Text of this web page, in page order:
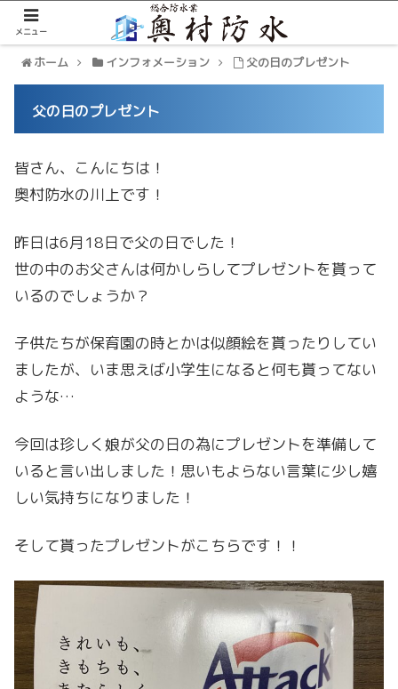
ホーム インフォメーション 父の日のプレゼント
父の日のプレゼント
皆さん、こんにちは！
奥村防水の川上です！
昨日は6月18日で父の日でした！
世の中のお父さんは何かしらしてプレゼントを貰って
いるのでしょうか？
子供たちが保育園の時とかは似顔絵を貰ったりしてい
ましたが、いま思えば小学生になると何も貰ってない
ような…
今回は珍しく娘が父の日の為にプレゼントを準備して
いると言い出しました！思いもよらない言葉に少し嬉
しい気持ちになりました！
そして貰ったプレゼントがこちらです！！
メニュー